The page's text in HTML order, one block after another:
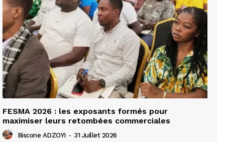
FESMA 2026 : les exposants formés pour
maximiser leurs retombées commerciales
Biscone ADZOYI - 31 Juillet 2026